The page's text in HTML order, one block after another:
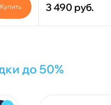
Купить 3 490 руб.
до 50%